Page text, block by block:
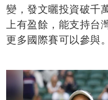
變，發文曬投資破千
上有盈餘，能支持台
更多國際賽可以參與。